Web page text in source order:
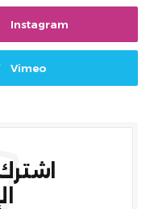
Instagram
Vimeo